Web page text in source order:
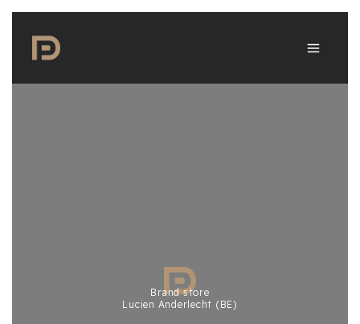
Inhalt
springen
Lucien Anderlecht (BE)
Brand store